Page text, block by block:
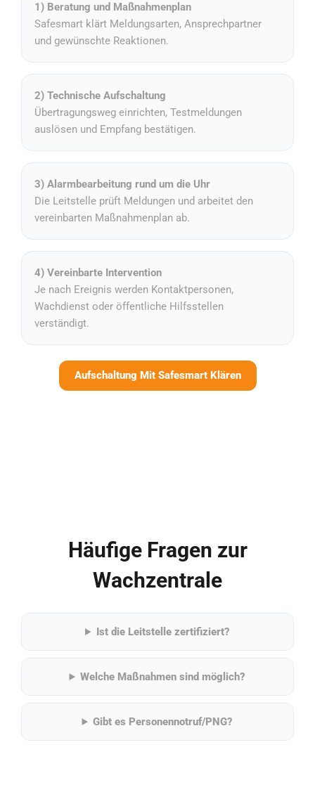
1) Beratung und Maßnahmenplan
Safesmart klärt Meldungsarten, Ansprechpartner
und gewünschte Reaktionen.
2) Technische Aufschaltung
Übertragungsweg einrichten, Testmeldungen
auslösen und Empfang bestätigen.
3) Alarmbearbeitung rund um die Uhr
Die Leitstelle prüft Meldungen und arbeitet den
vereinbarten Maßnahmenplan ab.
4) Vereinbarte Intervention
Je nach Ereignis werden Kontaktpersonen,
Wachdienst oder öffentliche Hilfsstellen
verständigt.
Aufschaltung Mit Safesmart Klären
Häufige Fragen zur
Wachzentrale
Ist die Leitstelle zertifiziert?
Welche Maßnahmen sind möglich?
Gibt es Personennotruf/PNG?